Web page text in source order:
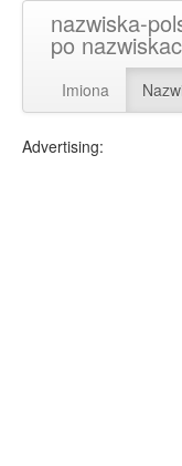
nazwiska-
po
Imiona
Advertising: